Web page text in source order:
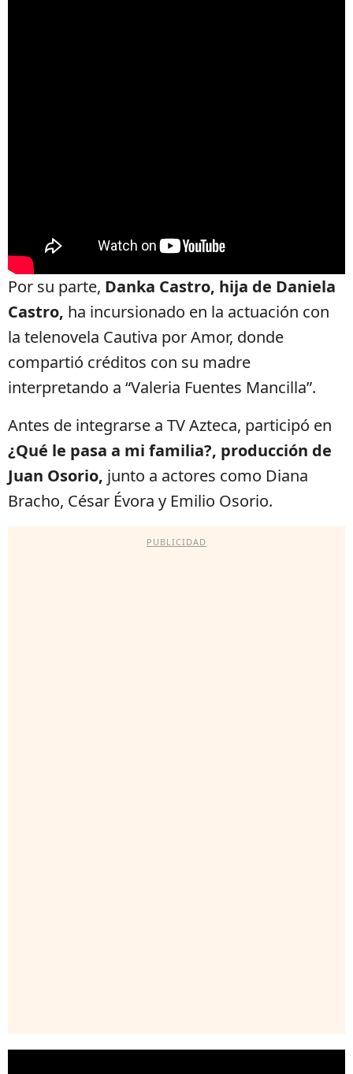
Por su parte, Danka Castro, hija de Daniela
Castro, ha incursionado en la actuación con
la telenovela Cautiva por Amor, donde
compartió créditos con su madre
interpretando a “Valeria Fuentes Mancilla”.
Antes de integrarse a TV Azteca, participó en
¿Qué le pasa a mi familia?, producción de
Juan Osorio, junto a actores como Diana
Bracho, César Évora y Emilio Osorio.
PUBLICIDAD